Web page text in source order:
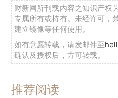
财新网所刊载内容之知识产权
专属所有或持有。未经许可，
建立镜像等任何使用。
如有意愿转载，请发邮件至
确认及授权后，方可转载。
推荐阅读